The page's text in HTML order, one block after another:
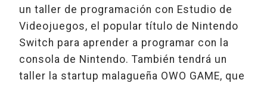
un taller de programación con Estudio de
Videojuegos, el popular título de Nintendo
Switch para aprender a programar con la
consola de Nintendo. También tendrá un
taller la startup malagueña OWO GAME, que